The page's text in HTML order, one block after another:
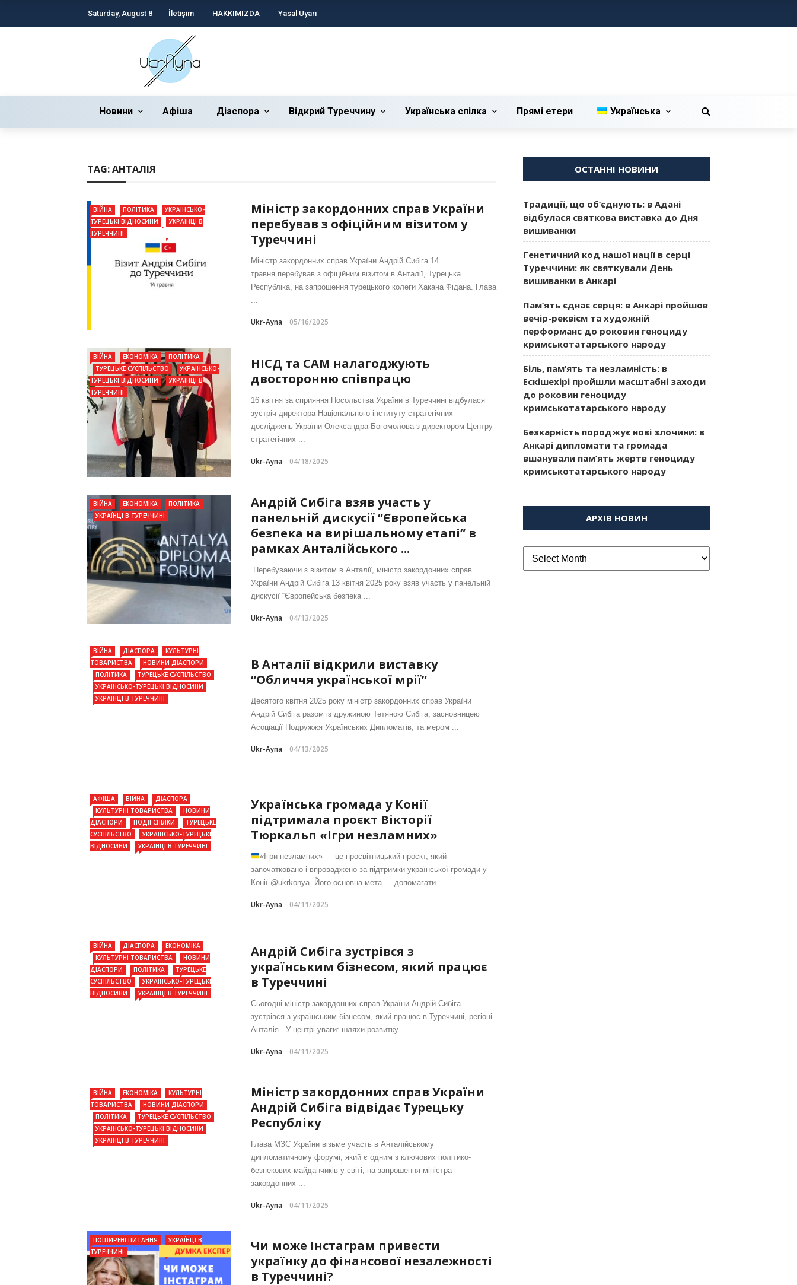
Saturday, August 8 İletişim HAKKIMIZDA Yasal Uyarı
Новини Афіша Діаспора Відкрий Туреччину Українська cпілка Прямі етери Українська
TAG:АНТАЛІЯ
ВІЙНА ПОЛІТИКА
УКРАЇНСЬКО-
ТУРЕЦЬКІ ВІДНОСИНИ
УКРАЇНЦІ В
ТУРЕЧЧИНІ
Міністр закордонних справ України
перебував з офіційним візитом у
Туреччині
Міністр закордонних справ України Андрій Сибіга 14
травня перебував з офіційним візитом в Анталії, Турецька
Республіка, на запрошення турецького колеги Хакана Фідана. Глава
...
Ukr-Ayna 05/16/2025
ВІЙНА ЕКОНОМІКА
ПОЛІТИКА
ТУРЕЦЬКЕ СУСПІЛЬСТВО
УКРАЇНСЬКО-
ТУРЕЦЬКІ ВІДНОСИНИ
УКРАЇНЦІ В
ТУРЕЧЧИНІ
НІСД та САМ налагоджують
двосторонню співпрацю
16 квітня за сприяння Посольства України в Туреччині відбулася
зустріч директора Національного інституту стратегічних
досліджень України Олександра Богомолова з директором Центру
стратегічних ...
Ukr-Ayna 04/18/2025
ВІЙНА ЕКОНОМІКА
ПОЛІТИКА
УКРАЇНЦІ В ТУРЕЧЧИНІ
Андрій Сибіга взяв участь у
панельній дискусії “Європейська
безпека на вирішальному етапі” в
рамках Анталійського ...
Перебуваючи з візитом в Анталії, міністр закордонних справ
України Андрій Сибіга 13 квітня 2025 року взяв участь у панельній
дискусії “Європейська безпека ...
Ukr-Ayna 04/13/2025
ВІЙНА ДІАСПОРА
КУЛЬТУРНІ
ТОВАРИСТВА
НОВИНИ ДІАСПОРИ
ПОЛІТИКА
ТУРЕЦЬКЕ СУСПІЛЬСТВО
УКРАЇНСЬКО-ТУРЕЦЬКІ ВІДНОСИНИ
УКРАЇНЦІ В ТУРЕЧЧИНІ
В Анталії відкрили виставку
“Обличчя української мрії”
Десятого квітня 2025 року міністр закордонних справ України
Андрій Сибіга разом із дружиною Тетяною Сибіга, засновницею
Асоціації Подружжя Українських Дипломатів, та мером ...
Ukr-Ayna 04/13/2025
АФІША ВІЙНА
ДІАСПОРА
КУЛЬТУРНІ ТОВАРИСТВА
НОВИНИ
ДІАСПОРИ
ПОДІЇ СПІЛКИ
ТУРЕЦЬКЕ
СУСПІЛЬСТВО
УКРАЇНСЬКО-ТУРЕЦЬКІ
ВІДНОСИНИ
УКРАЇНЦІ В ТУРЕЧЧИНІ
Українська громада у Конії
підтримала проєкт Вікторії
Тюркальп «Ігри незламних»
«Ігри незламних» — це просвітницький проєкт, який
започатковано і впроваджено за підтримки української громади у
Конії @ukrkonya. Його основна мета — допомагати ...
Ukr-Ayna 04/11/2025
ВІЙНА ДІАСПОРА
ЕКОНОМІКА
КУЛЬТУРНІ ТОВАРИСТВА
НОВИНИ
ДІАСПОРИ
ПОЛІТИКА
ТУРЕЦЬКЕ
СУСПІЛЬСТВО
УКРАЇНСЬКО-ТУРЕЦЬКІ
ВІДНОСИНИ
УКРАЇНЦІ В ТУРЕЧЧИНІ
Андрій Сибіга зустрівся з
українським бізнесом, який працює
в Туреччині
Сьогодні міністр закордонних справ України Андрій Сибіга
зустрівся з українським бізнесом, який працює в Туреччині, регіоні
Анталія. У центрі уваги: шляхи розвитку ...
Ukr-Ayna 04/11/2025
ВІЙНА ЕКОНОМІКА
КУЛЬТУРНІ
ТОВАРИСТВА
НОВИНИ ДІАСПОРИ
ПОЛІТИКА
ТУРЕЦЬКЕ СУСПІЛЬСТВО
УКРАЇНСЬКО-ТУРЕЦЬКІ ВІДНОСИНИ
УКРАЇНЦІ В ТУРЕЧЧИНІ
Міністр закордонних справ України
Андрій Сибіга відвідає Турецьку
Республіку
Глава МЗС України візьме участь в Анталійському
дипломатичному форумі, який є одним з ключових політико-
безпекових майданчиків у світі, на запрошення міністра
закордонних ...
Ukr-Ayna 04/11/2025
ПОШИРЕНІ ПИТАННЯ
УКРАЇНЦІ В
ТУРЕЧЧИНІ
Чи може Інстаграм привести
українку до фінансової незалежності
в Туреччині?
ОСТАННІ НОВИНИ
Традиції, що об’єднують: в Адані
відбулася святкова виставка до Дня
вишиванки
Генетичний код нашої нації в серці
Туреччини: як святкували День
вишиванки в Анкарі
Пам’ять єднає серця: в Анкарі пройшов
вечір-реквієм та художній
перформанс до роковин геноциду
кримськотатарського народу
Біль, пам’ять та незламність: в
Ескішехірі пройшли масштабні заходи
до роковин геноциду
кримськотатарського народу
Безкарність породжує нові злочини: в
Анкарі дипломати та громада
вшанували пам’ять жертв геноциду
кримськотатарського народу
АРХІВ НОВИН